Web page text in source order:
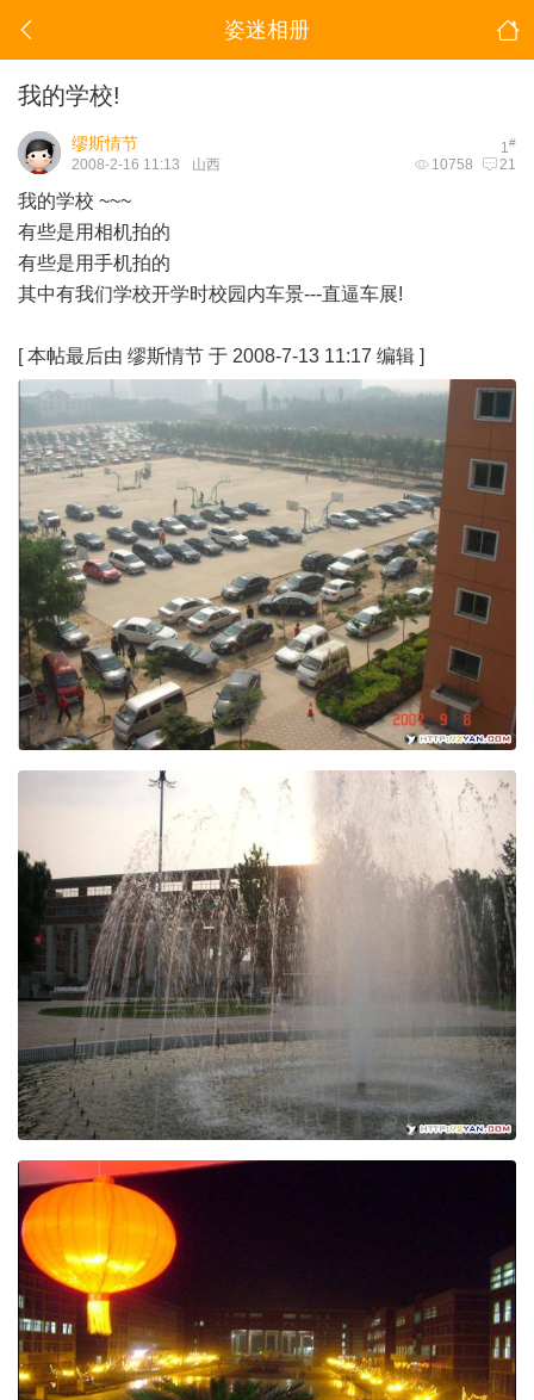
姿迷相册
我的学校!
1#
缪斯情节
10758 21
2008-2-16 11:13 山西
我的学校 ~~~
有些是用相机拍的
有些是用手机拍的
其中有我们学校开学时校园内车景---直逼车展!
[本帖最后由 缪斯情节 于 2008-7-13 11:17 编辑 ]